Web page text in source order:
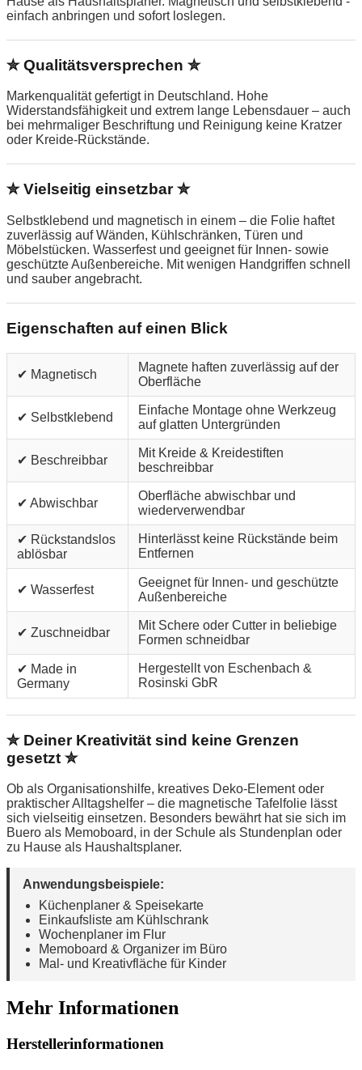
einfach anbringen und sofort loslegen.
✮ Qualitätsversprechen ✮
Markenqualität gefertigt in Deutschland. Hohe
Widerstandsfähigkeit und extrem lange Lebensdauer – auch
bei mehrmaliger Beschriftung und Reinigung keine Kratzer
oder Kreide-Rückstände.
✮ Vielseitig einsetzbar ✮
Selbstklebend und magnetisch in einem – die Folie haftet
zuverlässig auf Wänden, Kühlschränken, Türen und
Möbelstücken. Wasserfest und geeignet für Innen- sowie
geschützte Außenbereiche. Mit wenigen Handgriffen schnell
und sauber angebracht.
Eigenschaften auf einen Blick
✔ Magnetisch
Magnete haften zuverlässig auf der
Oberfläche
✔ Selbstklebend
Einfache Montage ohne Werkzeug
auf glatten Untergründen
✔ Beschreibbar
Mit Kreide & Kreidestiften
beschreibbar
✔ Abwischbar
Oberfläche abwischbar und
wiederverwendbar
✔ Rückstandslos
ablösbar
Hinterlässt keine Rückstände beim
Entfernen
✔ Wasserfest
Geeignet für Innen- und geschützte
Außenbereiche
✔ Zuschneidbar
Mit Schere oder Cutter in beliebige
Formen schneidbar
✔ Made in
Germany
Hergestellt von Eschenbach &
Rosinski GbR
✮ Deiner Kreativität sind keine Grenzen
gesetzt ✮
Ob als Organisationshilfe, kreatives Deko-Element oder
praktischer Alltagshelfer – die magnetische Tafelfolie lässt
sich vielseitig einsetzen. Besonders bewährt hat sie sich im
Buero als Memoboard, in der Schule als Stundenplan oder
zu Hause als Haushaltsplaner.
Anwendungsbeispiele:
Küchenplaner & Speisekarte
Einkaufsliste am Kühlschrank
Wochenplaner im Flur
Memoboard & Organizer im Büro
Mal- und Kreativfläche für Kinder
Mehr Informationen
Herstellerinformationen